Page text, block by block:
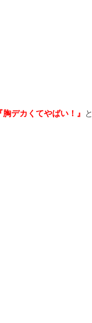
胸デカくてやばい！』
と